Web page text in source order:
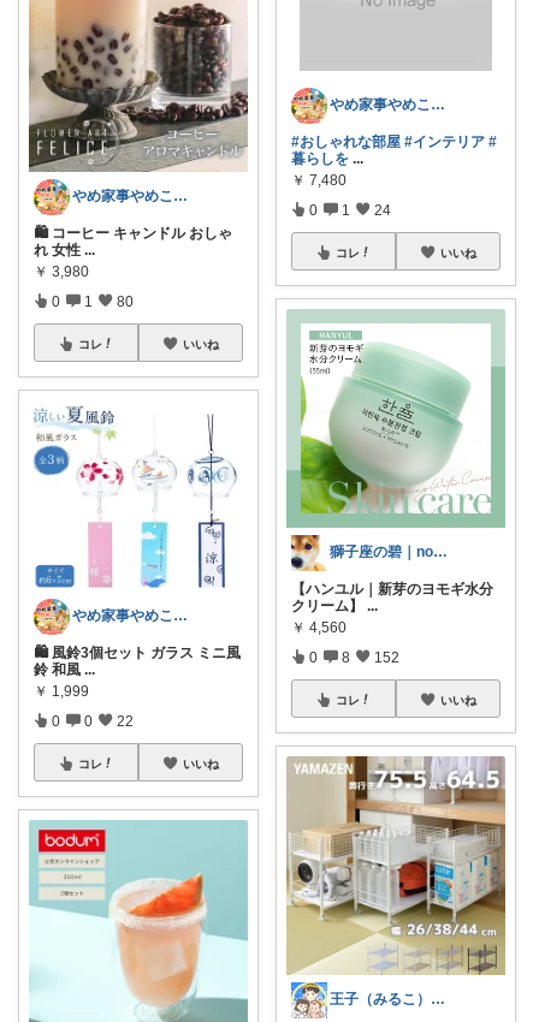
やめ家事やめこ♡一軍インテリア
🛍 コーヒー キャンドル おしゃ
れ 女性 ...
￥ 3,980
0 1 80
コレ いいね
やめ家事やめこ♡一軍インテリア
🛍 風鈴3個セット ガラス ミニ風
鈴 和風 ...
￥ 1,999
0 0 22
コレ いいね
やめ家事やめこ♡一軍インテリア
#おしゃれな部屋 #インテリア #
暮らしを ...
￥ 7,480
0 1 24
コレ いいね
獅子座の碧｜noteやってます✏️
【ハンユル｜新芽のヨモギ水分
クリーム】 ...
￥ 4,560
0 8 152
コレ いいね
王子（みるこ）👑便利グッズ×QOL向上